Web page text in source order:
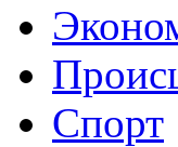
Спорт